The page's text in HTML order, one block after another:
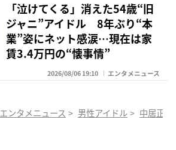
「泣けてくる」消えた54歳“旧
ジャニ”アイドル 8年ぶり“本
業”姿にネット感涙…現在は家
賃3.4万円の“懐事情”
2026/08/06 19:10 エンタメニュース
エンタメニュース > 男性アイドル > 中居正広